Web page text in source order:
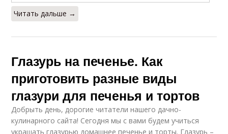
Читать дальше →
Глазурь на печенье. Как
приготовить разные виды
глазури для печенья и тортов
Добрыть день, дорогие читатели нашего дачно-
кулинарного сайта! Сегодня мы с вами будем учиться
украшать глазурью домашнее печенье и торты. Глазурь –